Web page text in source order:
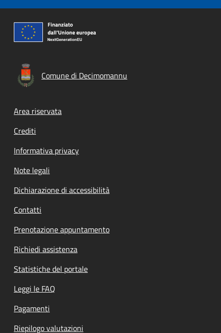
Comune di Decimomannu
Footer menu
Area riservata
Crediti
Informativa privacy
Note legali
Dichiarazione di accessibilità
Contatti
Prenotazione appuntamento
Richiedi assistenza
Statistiche del portale
Leggi le FAQ
Pagamenti
Riepilogo valutazioni